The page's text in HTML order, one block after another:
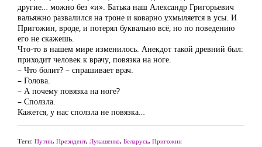
другие… можно без «и». Батька наш Александр Григорьевич
вальяжно развалился на троне и коварно ухмыляется в усы. И
Пригожин, вроде, и потерял буквально всё, но по поведению
его не скажешь.
Что-то в нашем мире изменилось. Анекдот такой древний был:
приходит человек к врачу, повязка на ноге.
– Что болит? – спрашивает врач.
– Голова.
– А почему повязка на ноге?
– Сползла.
Кажется, у нас сползла не повязка…
Теги: Путин, Президент, Лукашенко, Беларусь, Пригожин